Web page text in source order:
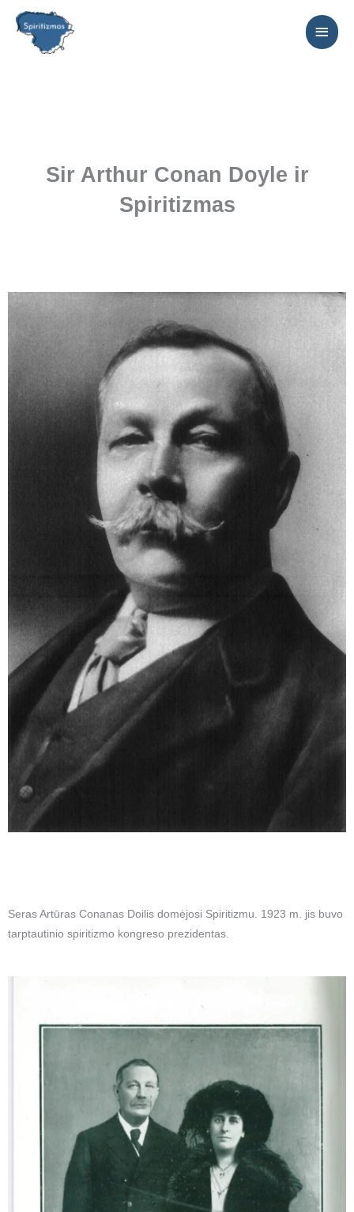
Pereiti
prie
Sir Arthur Conan Doyle ir
Spiritizmas
Seras Artūras Conanas Doilis domėjosi Spiritizmu. 1923 m. jis buvo
tarptautinio spiritizmo kongreso prezidentas.